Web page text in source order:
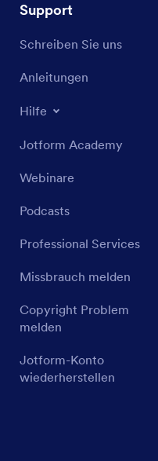
Support
Schreiben Sie uns
Anleitungen
Hilfe
Jotform Academy
Webinare
Podcasts
Professional Services
Missbrauch melden
Copyright Problem
melden
Jotform-Konto
wiederherstellen